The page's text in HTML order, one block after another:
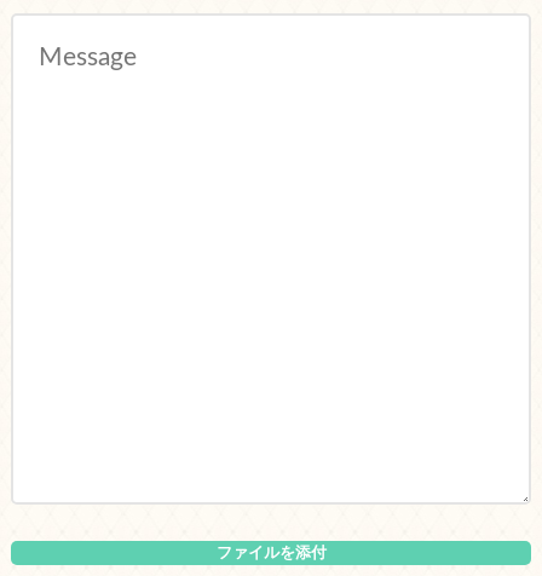
ファイルを添付